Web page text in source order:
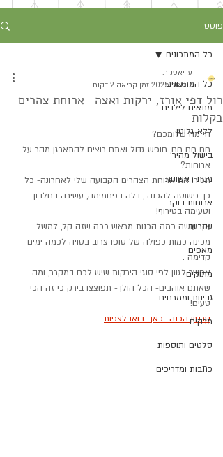
פוסט
כל המתכונים
מתאים לילדים
ללא גלוטן
בישול מהיר
מנות ראשונות
ארוחות בוקר
עקריות
מאפים
מתוקים
גבינות וממרחים
מרקים
סלטים ותוספות
כתבות ומדריכים
כל המתכונים
רול דפי אורז, ירקות ואצה- ארוחת צהרים
בקלות
עדיאטנית
7 באוג׳ 2025
זמן קריאה 2 דקות
הי מה שלומכם?
חם חם חם, חופש גדול ואתם רוצים להתארגן מהר על
ארוחות?
תכירו את ארוחת הצהרים הקבועה שלי לאחרונה- כל
כך פשוטה להכנה , דלה בפחמימה, עשירה בחלבון
וטעימה בטירוף!
אני עושה כמה הכנות מראש ככה שזה קל, למשל
מכינה כמות כפולה של טופו צרוב בסויה לכמה ימים
קדימה .
אפשר לגוון לפי סוגי הירקות שיש לכם במקרר, ומה
שאתם אוהבים- הכל הולך- תפוצצו בירק כי זה הכי
טעים!
סרטון הכנה- כאן- בואו לצפות